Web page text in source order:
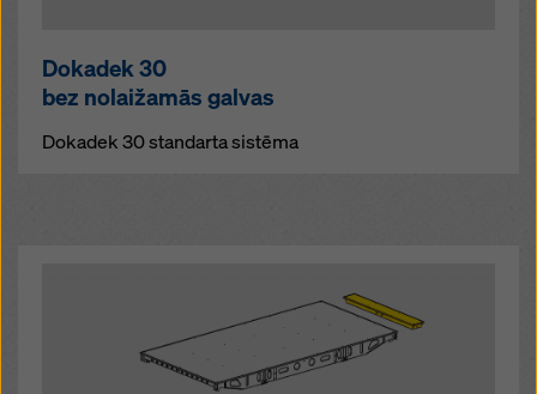
Dokadek 30
bez nolaižamās galvas
Dokadek 30 standarta sistēma